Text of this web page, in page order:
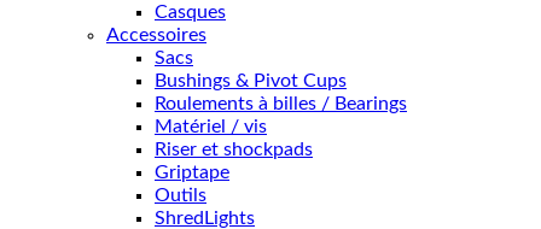
Casques
Accessoires
Sacs
Bushings & Pivot Cups
Roulements à billes / Bearings
Matériel / vis
Riser et shockpads
Griptape
Outils
ShredLights